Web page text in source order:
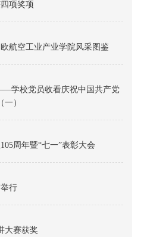
项奖项
航空工业产业学院风采图鉴
学校党员收看庆祝中国共产党
）
周年暨“七一”表彰大会
行
大赛获奖